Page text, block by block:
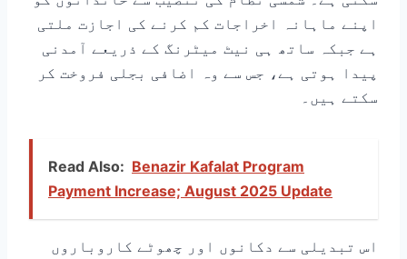
اپنے ماہانہ اخراجات کم کرنے کی اجازت ملتی
ہے جبکہ ساتھ ہی نیٹ میٹرنگ کے ذریعے آمدنی
پیدا ہوتی ہے، جس سے وہ اضافی بجلی فروخت کر
سکتے ہیں۔
Read Also: Benazir Kafalat Program
Payment Increase; August 2025 Update
اس تبدیلی سے دکانوں اور چھوٹے کاروباروں